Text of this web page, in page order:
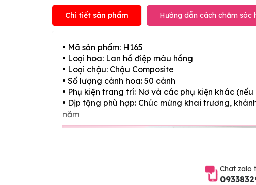
Chi tiết sản phẩm Hướng dẫn cách chăm sóc
• Mã sản phẩm: H165
• Loại hoa: Lan hồ điệp màu hồng
• Loại chậu: Chậu Composite
• Số lượng cành hoa: 50 cành
• Phụ kiện trang trí: Nơ và các phụ kiện khác (nếu
• Dịp tặng phù hợp: Chúc mừng khai trương,
năm
Chat zalo